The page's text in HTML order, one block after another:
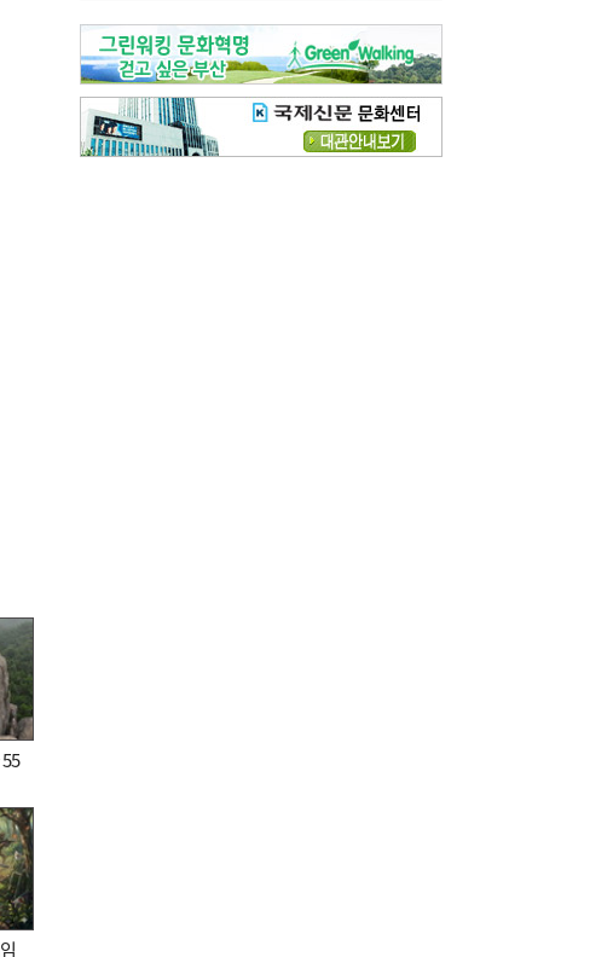
오늘의 운세- [전체보기]
오늘의 운세- 2026년 8월 6일 (음 6월 24일)
오늘의 운세- 2026년 8월 5일 (음 6월 23일)
조해훈의 고전 속 이 문장 [전체보기]
입추 지났는데도 덥다며 신유안에게 보낸 박규수의 편지